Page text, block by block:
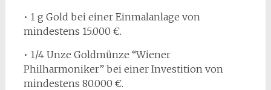
• 1 g Gold bei einer Einmalanlage von
mindestens 15.000 €.
• 1/4 Unze Goldmünze “Wiener
Philharmoniker” bei einer Investition von
mindestens 80.000 €.